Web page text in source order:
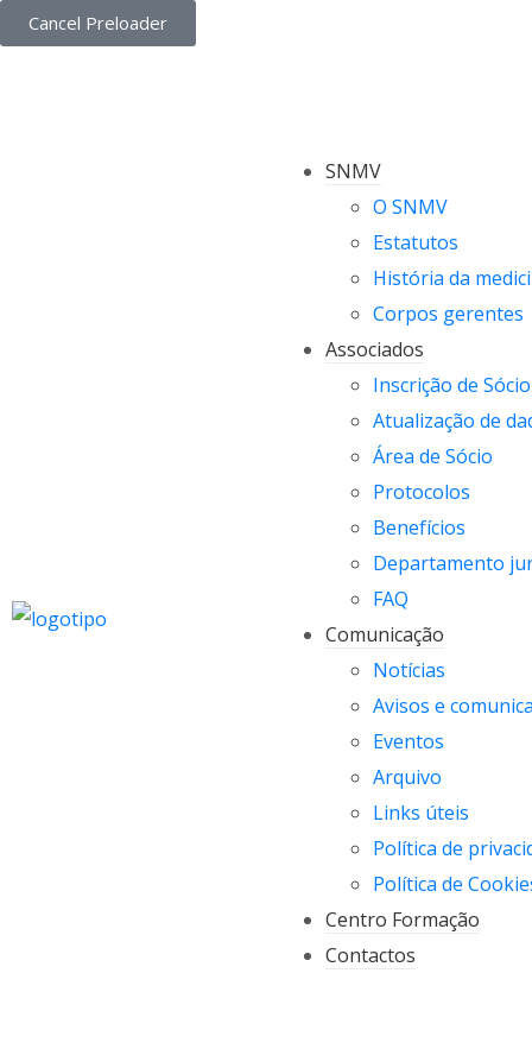
Cancel Preloader
SNMV
O SNMV
Estatutos
História da
Corpos gerentes
Associados
Inscrição de Sócio
Atualização de
Área de Sócio
Protocolos
Benefícios
Departamento
FAQ
Comunicação
Notícias
Avisos e
Eventos
Arquivo
Links úteis
Política de
Política de
Centro Formação
Contactos